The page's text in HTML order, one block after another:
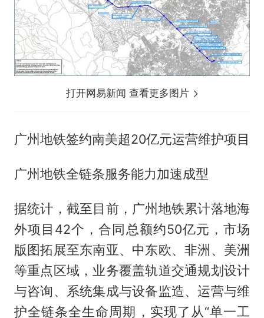
打开网易新闻 查看更多图片
广州地铁签约南美超20亿元运营维护项目
广州地铁全链条服务能力加速成型
据统计，截至目前，广州地铁累计落地海
外项目42个，合同总额约50亿元，市场
版图拓展至东南亚、中东欧、非洲、美洲
等重点区域，业务覆盖轨道交通规划设计
与咨询、系统集成与设备监造、运营与维
护全链条全生命周期，实现了从“单一工